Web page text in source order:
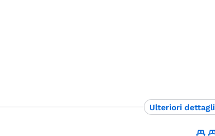
Ulteriori dettagli